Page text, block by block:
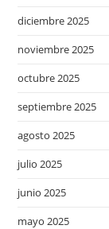
diciembre 2025
noviembre 2025
octubre 2025
septiembre 2025
agosto 2025
julio 2025
junio 2025
mayo 2025